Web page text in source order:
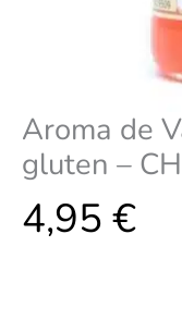
Aroma de
gluten –
4,95 €